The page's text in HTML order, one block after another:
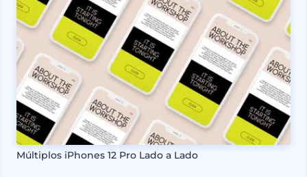
Múltiplos iPhones 12 Pro Lado a Lado